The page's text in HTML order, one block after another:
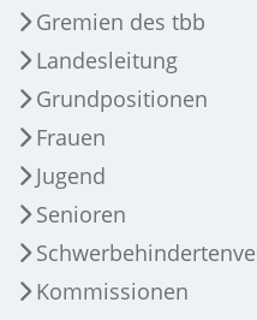
Gremien des tbb
Landesleitung
Grundpositionen
Frauen
Jugend
Senioren
Kommissionen